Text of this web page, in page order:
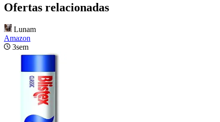
Ofertas relacionadas
Lunam
Amazon
3sem